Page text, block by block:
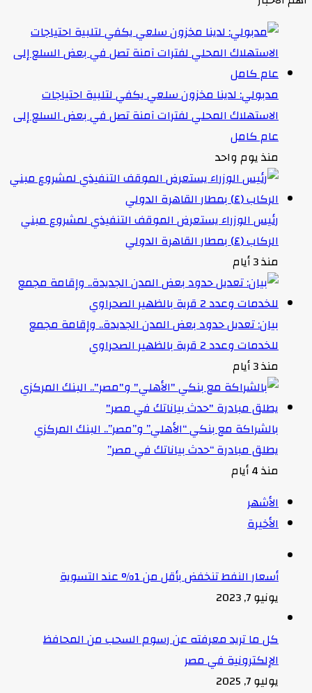
مدبولي: لدينا مخزون سلعي يكفي لتلبية احتياجات
الاستهلاك المحلي لفترات آمنة تصل في بعض السلع إلى
عام كامل
منذ يوم واحد
رئيس الوزراء يستعرض الموقف التنفيذي لمشروع مبني
الركاب (٤) بمطار القاهرة الدولي
منذ 3 أيام
بيان: تعديل حدود بعض المدن الجديدة.. وإقامة مجمع
للخدمات وعدد 2 قرية بالظهير الصحراوي
منذ 3 أيام
بالشراكة مع بنكي “الأهلي” و”مصر”.. البنك المركزي
يطلق مبادرة “حدث بياناتك في مصر”
منذ 4 أيام
الأشهر
الأخيرة
أسعار النفط تنخفض بأقل من 1% عند التسوية
يونيو 7, 2023
كل ما تريد معرفته عن رسوم السحب من المحافظ
الإلكترونية في مصر
يوليو 7, 2025